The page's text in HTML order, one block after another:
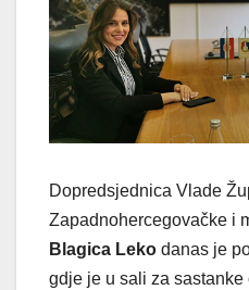
Dopredsjednica Vlade
Zapadnohercegovačke i
Blagica Leko danas je
gdje je u sali za